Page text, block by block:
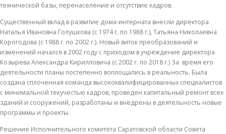
технической базы, перенаселение и отсутствие кадров.
Существенный вклад в развитие дома-интерната внесли директора
Наталья Ивановна Голушкова (с 1974 г. по 1988 г.), Татьяна Николаевна
Корогодова (с 1988 г. по 2002 г.). Новый виток преобразований и
изменений начался в 2002 году с приходом в учреждение директора
Козырева Александра Кирилловича (с 2002 г. по 2018 г.) За время его
деятельности планы постепенно воплощались в реальность. Была
создана сплоченная команда высококвалифицированных специалистов
с минимальной текучестью кадров, проведен капитальный ремонт всех
зданий и сооружений, разработаны и внедрены в деятельность новые
программы и проекты.
Решение Исполнительного комитета Саратовской области Совета